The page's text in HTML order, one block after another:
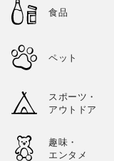
食品
ペット
スポーツ・
アウトドア
趣味・
エンタメ